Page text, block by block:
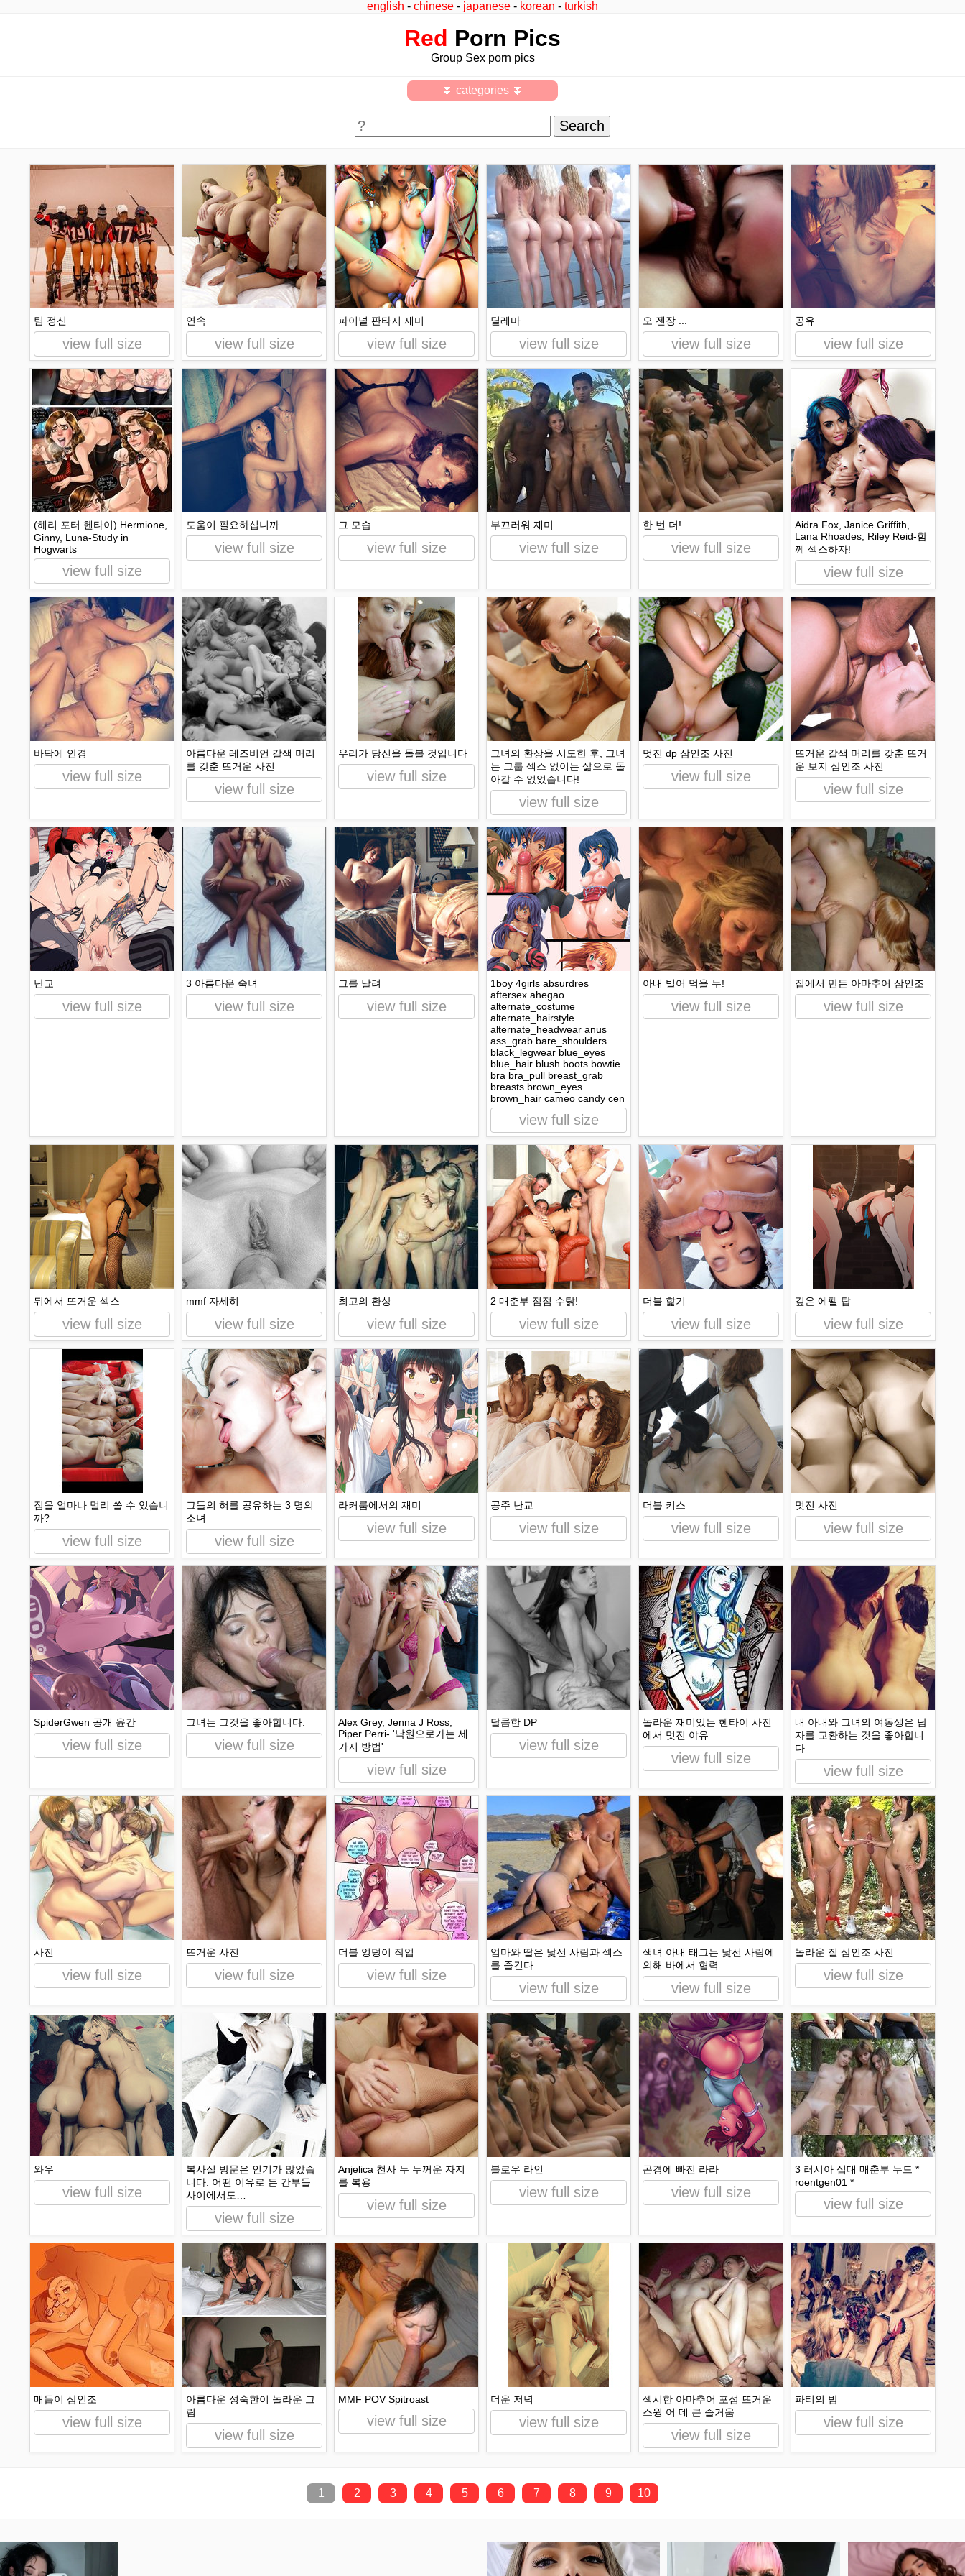
english - chinese - japanese - korean - turkish
Red Porn Pics
Group Sex porn pics
⏬ categories ⏬
팀 정신
view full size
연속
view full size
파이널 판타지 재미
view full size
딜레마
view full size
오 젠장 ...
view full size
공유
view full size
(해리 포터 헨타이) Hermione,
Ginny, Luna-Study in
Hogwarts
view full size
도움이 필요하십니까
view full size
그 모습
view full size
부끄러워 재미
view full size
한 번 더!
view full size
Aidra Fox, Janice Griffith,
Lana Rhoades, Riley Reid-함
께 섹스하자!
view full size
바닥에 안경
view full size
아름다운 레즈비언 갈색 머리
를 갖춘 뜨거운 사진
view full size
우리가 당신을 돌볼 것입니다
view full size
그녀의 환상을 시도한 후, 그녀
는 그룹 섹스 없이는 삶으로 돌
아갈 수 없었습니다!
view full size
멋진 dp 삼인조 사진
view full size
뜨거운 갈색 머리를 갖춘 뜨거
운 보지 삼인조 사진
view full size
난교
view full size
3 아름다운 숙녀
view full size
그를 날려
view full size
1boy 4girls absurdres
aftersex ahegao
alternate_costume
alternate_hairstyle
alternate_headwear anus
ass_grab bare_shoulders
black_legwear blue_eyes
blue_hair blush boots bowtie
bra bra_pull breast_grab
breasts brown_eyes
brown_hair cameo candy cen
view full size
아내 빌어 먹을 두!
view full size
집에서 만든 아마추어 삼인조
view full size
뒤에서 뜨거운 섹스
view full size
mmf 자세히
view full size
최고의 환상
view full size
2 매춘부 점점 수탉!
view full size
더블 핥기
view full size
깊은 에펠 탑
view full size
짐을 얼마나 멀리 쏠 수 있습니
까?
view full size
그들의 혀를 공유하는 3 명의
소녀
view full size
라커룸에서의 재미
view full size
공주 난교
view full size
더블 키스
view full size
멋진 사진
view full size
SpiderGwen 공개 윤간
view full size
그녀는 그것을 좋아합니다.
view full size
Alex Grey, Jenna J Ross,
Piper Perri- '낙원으로가는 세
가지 방법'
view full size
달콤한 DP
view full size
놀라운 재미있는 헨타이 사진
에서 멋진 야유
view full size
내 아내와 그녀의 여동생은 남
자를 교환하는 것을 좋아합니
다
view full size
사진
view full size
뜨거운 사진
view full size
더블 엉덩이 작업
view full size
엄마와 딸은 낯선 사람과 섹스
를 즐긴다
view full size
색녀 아내 태그는 낯선 사람에
의해 바에서 협력
view full size
놀라운 질 삼인조 사진
view full size
와우
view full size
복사실 방문은 인기가 많았습
니다. 어떤 이유로 든 간부들
사이에서도…
view full size
Anjelica 천사 두 두꺼운 자지
를 복용
view full size
블로우 라인
view full size
곤경에 빠진 라라
view full size
3 러시아 십대 매춘부 누드 *
roentgen01 *
view full size
매듭이 삼인조
view full size
아름다운 성숙한이 놀라운 그
림
view full size
MMF POV Spitroast
view full size
더운 저녁
view full size
섹시한 아마추어 포섬 뜨거운
스윙 어 데 큰 즐거움
view full size
파티의 밤
view full size
1 2 3 4 5 6 7 8 9 10